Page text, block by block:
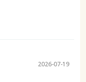
2026-07-19